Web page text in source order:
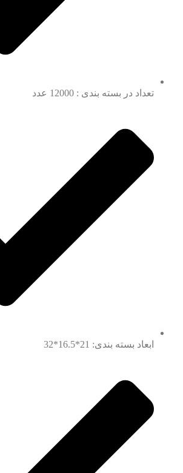
تعداد در بسته بندی : 12000 عدد
ابعاد بسته بندی: 21*16.5*32